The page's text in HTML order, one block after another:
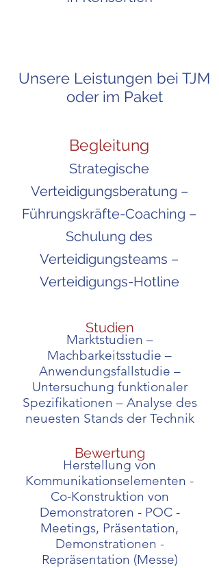
Unsere Leistungen bei TJM
oder im Paket
Begleitung
Strategische
Verteidigungsberatung –
Führungskräfte-Coaching –
Schulung des
Verteidigungsteams –
Verteidigungs-Hotline
Studien
Marktstudien –
Machbarkeitsstudie –
Anwendungsfallstudie –
Untersuchung funktionaler
Spezifikationen – Analyse des
neuesten Stands der Technik
Bewertung
Herstellung von
Kommunikationselementen -
Co-Konstruktion von
Demonstratoren - POC -
Meetings, Präsentation,
Demonstrationen -
Repräsentation (Messe)